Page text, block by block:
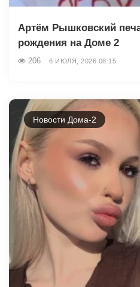
Артём Рышковский
рождения на Доме 2
206 6 ИЮЛЯ, 2026 08:15
Новости Дома-2